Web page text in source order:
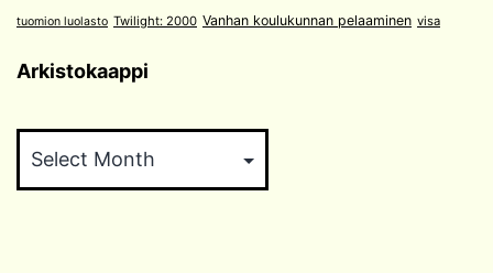
tuomion luolasto Twilight: 2000 Vanhan koulukunnan pelaaminen visa
Arkistokaappi